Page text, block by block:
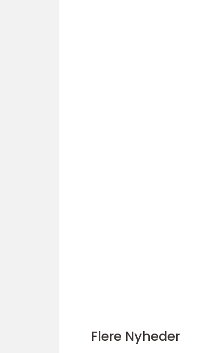
Flere Nyheder